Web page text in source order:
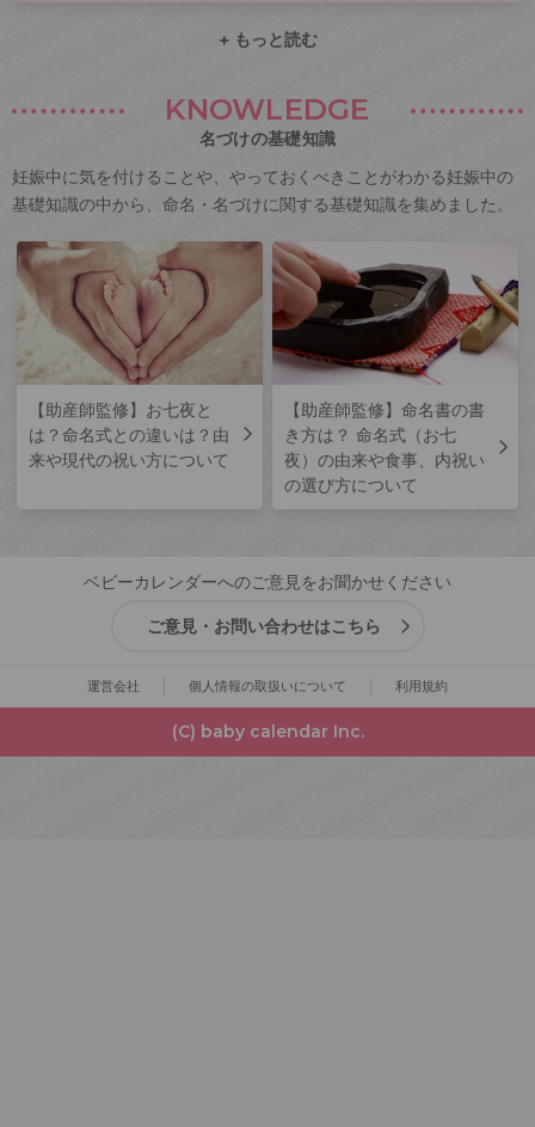
+ もっと読む
KNOWLEDGE
名づけの基礎知識
妊娠中に気を付けることや、やっておくべきことがわかる妊娠中の
基礎知識の中から、命名・名づけに関する基礎知識を集めました。
【助産師監修】お七夜と
は？命名式との違いは？由
来や現代の祝い方について
【助産師監修】命名書の書
き方は？ 命名式（お七
夜）の由来や食事、内祝い
の選び方について
ベビーカレンダーへのご意見をお聞かせください
ご意見・お問い合わせはこちら
運営会社 個人情報の取扱いについて 利用規約
(C) baby calendar Inc.